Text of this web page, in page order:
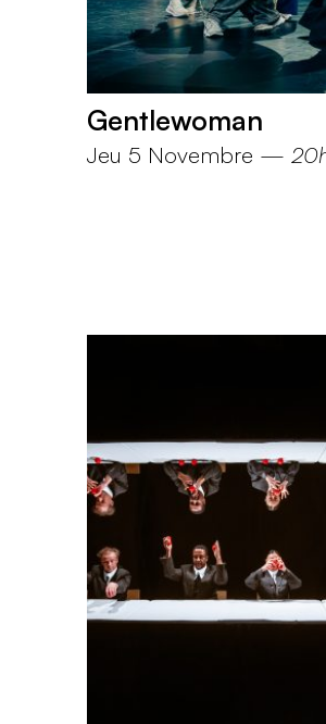
Gentlewoman
Jeu 5 Novembre —